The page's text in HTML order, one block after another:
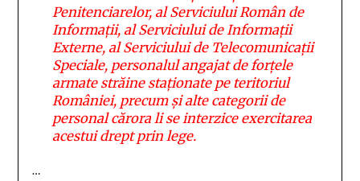
Penitenciarelor, al Serviciului Român de
Informații, al Serviciului de Informații
Externe, al Serviciului de Telecomunicații
Speciale, personalul angajat de forțele
armate străine staționate pe teritoriul
României, precum și alte categorii de
personal cărora li se interzice exercitarea
acestui drept prin lege.
…